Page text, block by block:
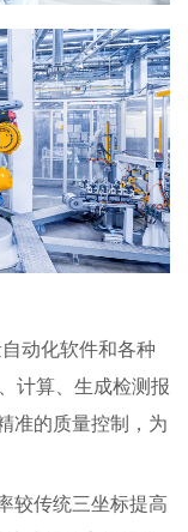
动化软件和各种
计算、生成检测报
准的质量控制，为
较传统三坐标提高